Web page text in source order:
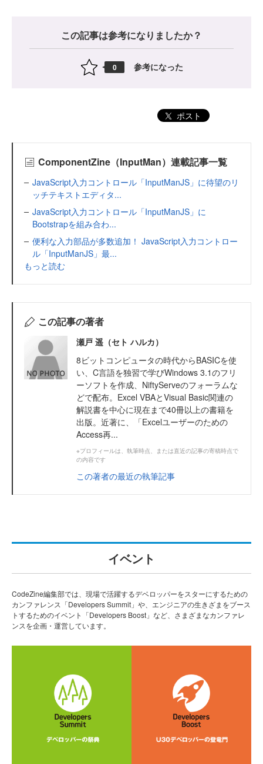
この記事は参考になりましたか？
0 参考になった
ポスト
ComponentZine（InputMan）連載記事一覧
JavaScript入力コントロール「InputManJS」に待望のリ
ッチテキストエディタ...
JavaScript入力コントロール「InputManJS」に
Bootstrapを組み合わ...
便利な入力部品が多数追加！ JavaScript入力コントロー
ル「InputManJS」最...
もっと読む
この記事の著者
瀬戸 遥（セト ハルカ）
8ビットコンピュータの時代からBASICを使
い、C言語を独習で学びWindows 3.1のフリ
ーソフトを作成、NiftyServeのフォーラムな
どで配布。Excel VBAとVisual Basic関連の
解説書を中心に現在まで40冊以上の書籍を
出版。近著に、「Excelユーザーのための
Access再...
※プロフィールは、執筆時点、または直近の記事の寄稿時点で
の内容です
この著者の最近の執筆記事
イベント
CodeZine編集部では、現場で活躍するデベロッパーをスターにするための
カンファレンス「Developers Summit」や、エンジニアの生きざまをブース
トするためのイベント「Developers Boost」など、さまざまなカンファレ
ンスを企画・運営しています。